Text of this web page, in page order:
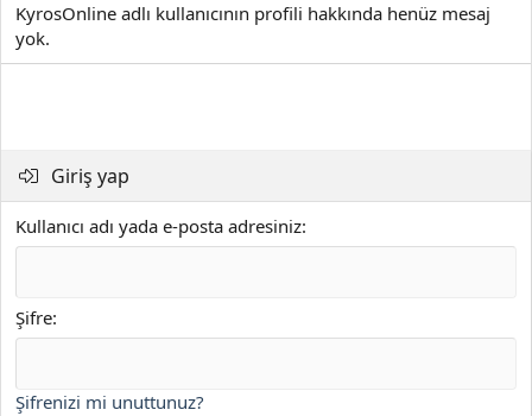
KyrosOnline adlı kullanıcının profili hakkında henüz mesaj
yok.
Giriş yap
Kullanıcı adı yada e-posta adresiniz
Şifre
Şifrenizi mi unuttunuz?